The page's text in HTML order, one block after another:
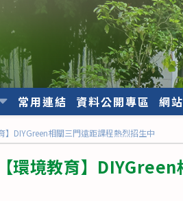
常用連結 資料公開專區 網
DIYGreen相關三門遠距課程熱烈招生中
環境教育】DIYGreen